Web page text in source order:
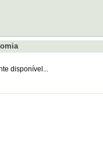
disponível...